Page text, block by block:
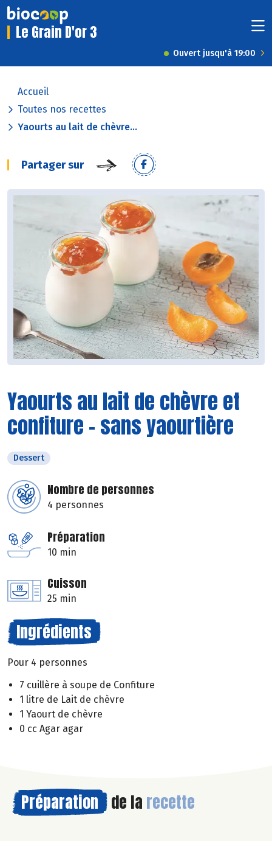
Le Grain D'or 3
Ouvert jusqu'à 19:00
Accueil
Toutes nos recettes
Yaourts au lait de chèvre...
Partager sur
Yaourts au lait de chèvre et
confiture - sans yaourtière
Dessert
Nombre de personnes
4 personnes
Préparation
10 min
Cuisson
25 min
Ingrédients
Pour 4 personnes
7 cuillère à soupe de Confiture
1 litre de Lait de chèvre
1 Yaourt de chèvre
0 cc Agar agar
Préparation de la recette